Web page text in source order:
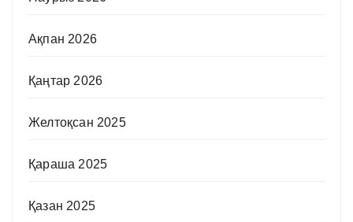
Ақпан 2026
Қаңтар 2026
Желтоқсан 2025
Қараша 2025
Қазан 2025